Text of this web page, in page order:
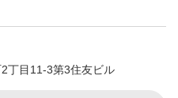
丁目11-3第3住友ビル